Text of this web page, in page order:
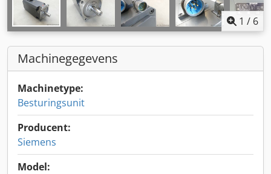
1 / 6
Machinegegevens
Machinetype:
Besturingsunit
Producent:
Siemens
Model: